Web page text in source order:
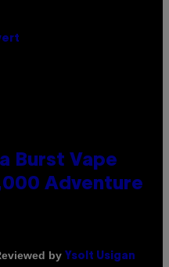
Burst Vape
Adventure
by Ysolt Usigan